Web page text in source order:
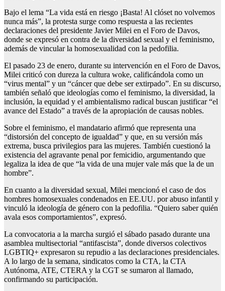
Bajo el lema “La vida está en riesgo ¡Basta! Al clóset no volvemos
nunca más”, la protesta surge como respuesta a las recientes
declaraciones del presidente Javier Milei en el Foro de Davos,
donde se expresó en contra de la diversidad sexual y el feminismo,
además de vincular la homosexualidad con la pedofilia.
El pasado 23 de enero, durante su intervención en el Foro de Davos,
Milei criticó con dureza la cultura woke, calificándola como un
“virus mental” y un “cáncer que debe ser extirpado”. En su discurso,
también señaló que ideologías como el feminismo, la diversidad, la
inclusión, la equidad y el ambientalismo radical buscan justificar “el
avance del Estado” a través de la apropiación de causas nobles.
Sobre el feminismo, el mandatario afirmó que representa una
“distorsión del concepto de igualdad” y que, en su versión más
extrema, busca privilegios para las mujeres. También cuestionó la
existencia del agravante penal por femicidio, argumentando que
legaliza la idea de que “la vida de una mujer vale más que la de un
hombre”.
En cuanto a la diversidad sexual, Milei mencionó el caso de dos
hombres homosexuales condenados en EE.UU. por abuso infantil y
vinculó la ideología de género con la pedofilia. “Quiero saber quién
avala esos comportamientos”, expresó.
La convocatoria a la marcha surgió el sábado pasado durante una
asamblea multisectorial “antifascista”, donde diversos colectivos
LGBTIQ+ expresaron su repudio a las declaraciones presidenciales.
A lo largo de la semana, sindicatos como la CTA, la CTA
Autónoma, ATE, CTERA y la CGT se sumaron al llamado,
confirmando su participación.